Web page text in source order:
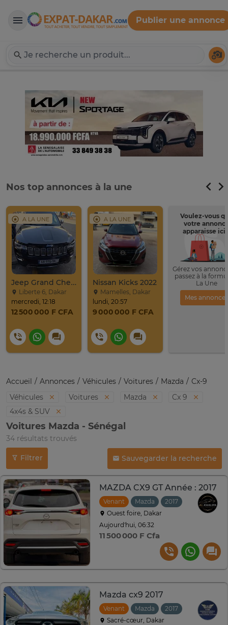
Expat-Dakar
Publier une annonce
Nos top annonces à la une
A LA UNE
Jeep Grand Cherokee Overland 2019 À Vendre
Liberte 6, Dakar
mercredi, 12:18
12 500 000 F CFA
A LA UNE
Nissan Kicks 2022
Mamelles, Dakar
lundi, 20:57
9 000 000 F CFA
Voulez-vous
votre
apparaisse ici
Gérez vos
passez à la
La Une
Mes annonces
Accueil Annonces Véhicules Voitures Mazda
Cx-9
Véhicules
Voitures Mazda
Cx 9
4x4s & SUV
Voitures Mazda - Sénégal
34 résultats trouvés
Filtrer Sauvegarder la recherche
MAZDA CX9 GT Année : 2017
Venant Mazda 2017
Ouest foire, Dakar
Aujourd'hui, 06:32
11 500 000 F Cfa
Mazda cx9 2017
Venant Mazda 2017
Sacré-cœur, Dakar